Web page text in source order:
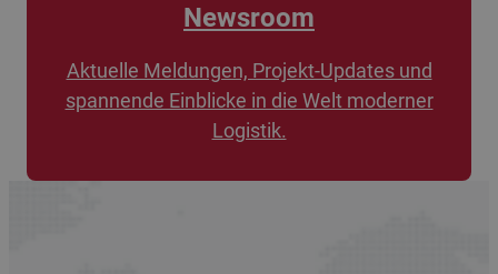
Newsroom
Aktuelle Meldungen, Projekt-Updates und
spannende Einblicke in die Welt moderner
Logistik.